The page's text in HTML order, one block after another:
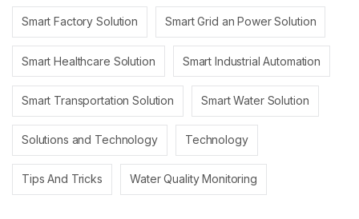
Smart Factory Solution Smart Grid an Power Solution
Smart Healthcare Solution Smart Industrial Automation
Smart Transportation Solution Smart Water Solution
Solutions and Technology Technology
Tips And Tricks Water Quality Monitoring